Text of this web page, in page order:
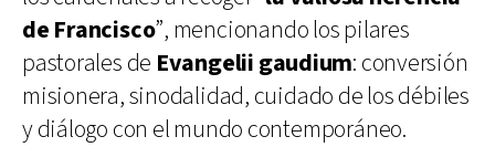
de Francisco”, mencionando los pilares
pastorales de Evangelii gaudium: conversión
misionera, sinodalidad, cuidado de los débiles
y diálogo con el mundo contemporáneo.